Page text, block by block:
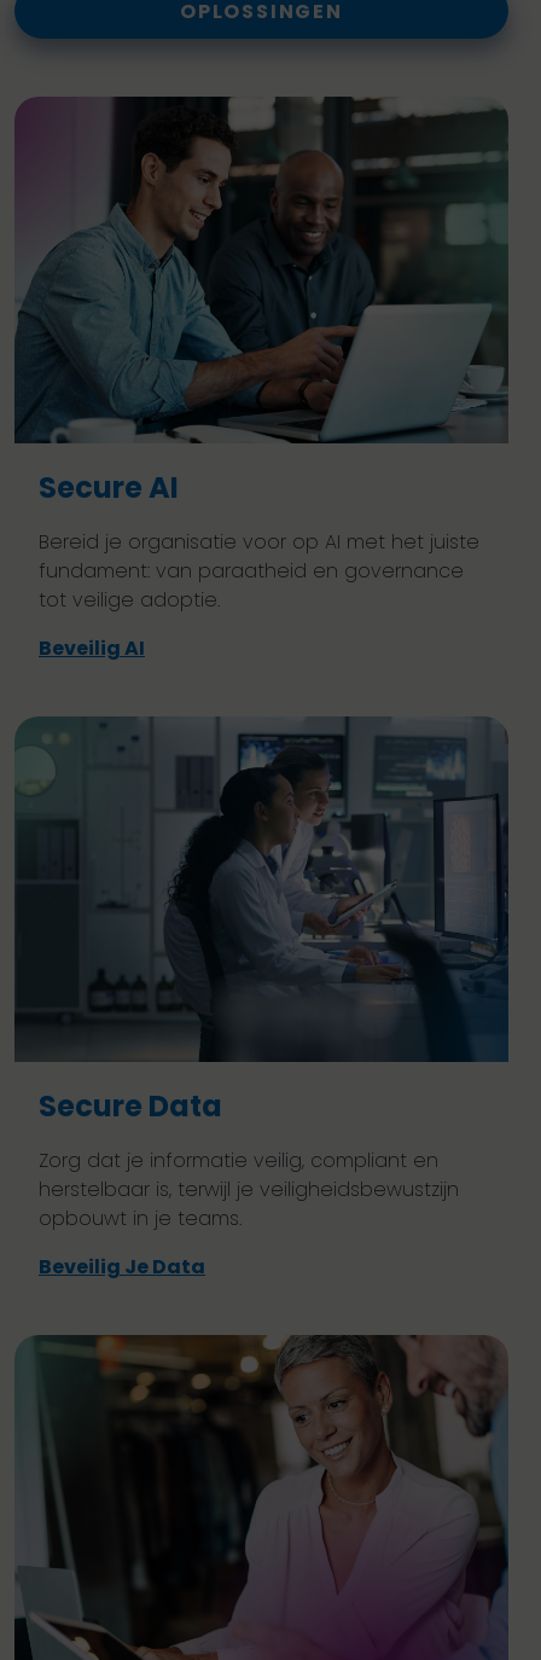
OPLOSSINGEN
Secure AI
Bereid je organisatie voor op AI met het juiste
fundament: van paraatheid en governance
tot veilige adoptie.
Beveilig AI
Secure Data
Zorg dat je informatie veilig, compliant en
herstelbaar is, terwijl je veiligheidsbewustzijn
opbouwt in je teams.
Beveilig Je Data